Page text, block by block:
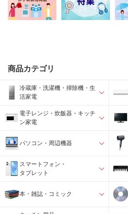
商品カテゴリ
冷蔵庫・洗濯機・掃除機・生
活家電
電子レンジ・炊飯器・キッチ
ン家電
パソコン・周辺機器
スマートフォン・
タブレット
本・雑誌・コミック